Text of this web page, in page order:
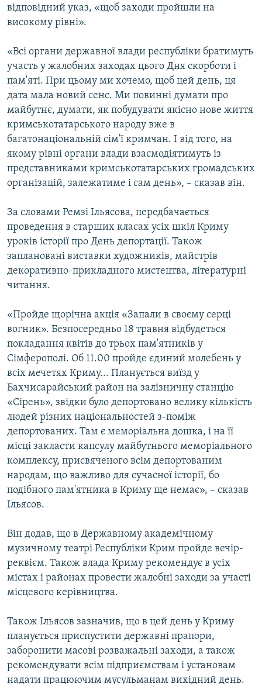
відповідний указ, «щоб заходи пройшли на
високому рівні».
«Всі органи державної влади республіки братимуть
участь у жалобних заходах цього Дня скорботи і
пам'яті. При цьому ми хочемо, щоб цей день, ця
дата мала новий сенс. Ми повинні думати про
майбутнє, думати, як побудувати якісно нове життя
кримськотатарського народу вже в
багатонаціональній сім'ї кримчан. І від того, на
якому рівні органи влади взаємодіятимуть із
представниками кримськотатарських громадських
організацій, залежатиме і сам день», – сказав він.
За словами Ремзі Ільясова, передбачається
проведення в старших класах усіх шкіл Криму
уроків історії про День депортації. Також
заплановані виставки художників, майстрів
декоративно-прикладного мистецтва, літературні
читання.
«Пройде щорічна акція «Запали в своєму серці
вогник». Безпосередньо 18 травня відбудеться
покладання квітів до трьох пам'ятників у
Сімферополі. Об 11.00 пройде єдиний молебень у
всіх мечетях Криму... Планується виїзд у
Бахчисарайський район на залізничну станцію
«Сірень», звідки було депортовано велику кількість
людей різних національностей з-поміж
депортованих. Там є меморіальна дошка, і на її
місці закласти капсулу майбутнього меморіального
комплексу, присвяченого всім депортованим
народам, що важливо для сучасної історії, бо
подібного пам'ятника в Криму ще немає», – сказав
Ільясов.
Він додав, що в Державному академічному
музичному театрі Республіки Крим пройде вечір-
реквієм. Також влада Криму рекомендує в усіх
містах і районах провести жалобні заходи за участі
місцевого керівництва.
Також Ільясов зазначив, що в цей день у Криму
планується приспустити державні прапори,
заборонити масові розважальні заходи, а також
рекомендувати всім підприємствам і установам
надати працюючим мусульманам вихідний день.